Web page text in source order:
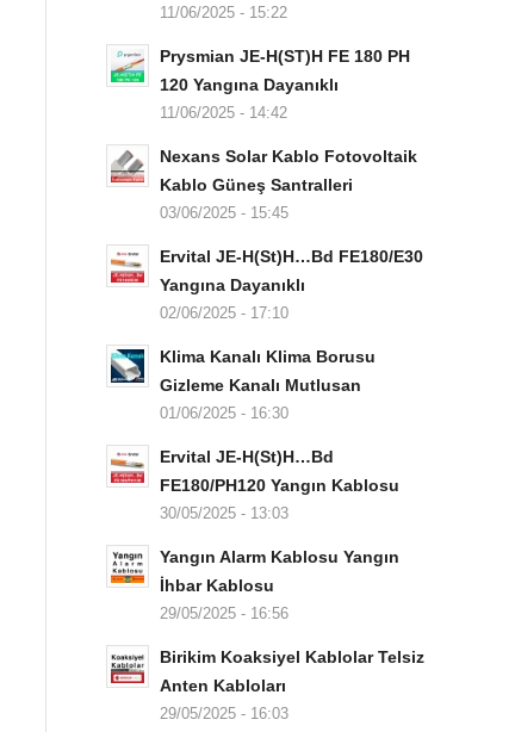
11/06/2025 - 15:22
Prysmian JE-H(ST)H FE 180 PH
120 Yangına Dayanıklı
11/06/2025 - 14:42
Nexans Solar Kablo Fotovoltaik
Kablo Güneş Santralleri
03/06/2025 - 15:45
Ervital JE-H(St)H…Bd FE180/E30
Yangına Dayanıklı
02/06/2025 - 17:10
Klima Kanalı Klima Borusu
Gizleme Kanalı Mutlusan
01/06/2025 - 16:30
Ervital JE-H(St)H…Bd
FE180/PH120 Yangın Kablosu
30/05/2025 - 13:03
Yangın Alarm Kablosu Yangın
İhbar Kablosu
29/05/2025 - 16:56
Birikim Koaksiyel Kablolar Telsiz
Anten Kabloları
29/05/2025 - 16:03